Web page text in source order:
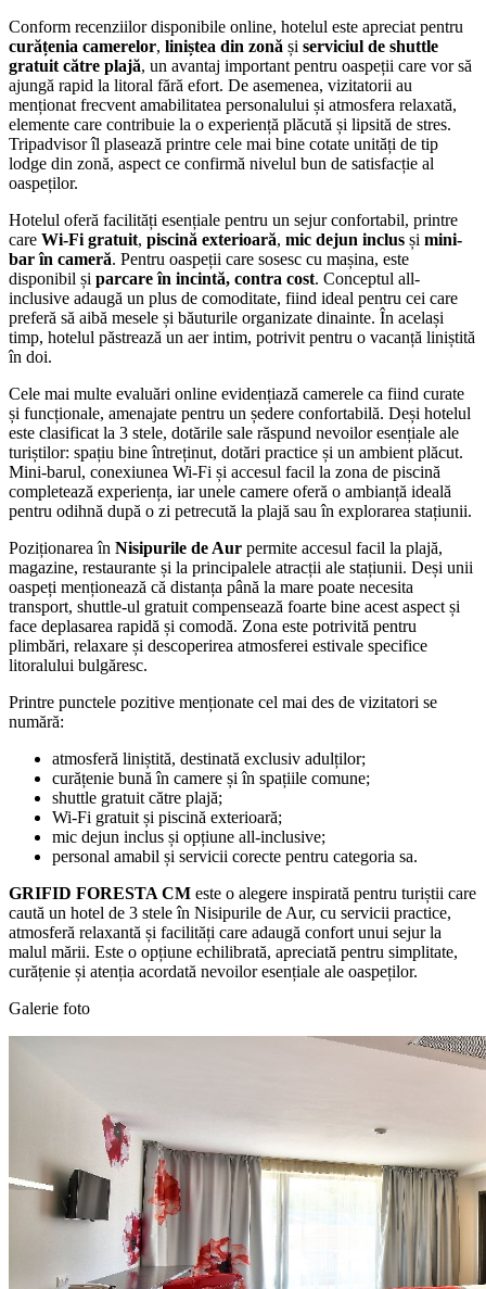
Conform recenziilor disponibile online, hotelul este apreciat pentru
curățenia camerelor, liniștea din zonă și serviciul de shuttle
gratuit către plajă, un avantaj important pentru oaspeții care vor să
ajungă rapid la litoral fără efort. De asemenea, vizitatorii au
menționat frecvent amabilitatea personalului și atmosfera relaxată,
elemente care contribuie la o experiență plăcută și lipsită de stres.
Tripadvisor îl plasează printre cele mai bine cotate unități de tip
lodge din zonă, aspect ce confirmă nivelul bun de satisfacție al
oaspeților.
Hotelul oferă facilități esențiale pentru un sejur confortabil, printre
care Wi-Fi gratuit, piscină exterioară, mic dejun inclus și mini-
bar în cameră. Pentru oaspeții care sosesc cu mașina, este
disponibil și parcare în incintă, contra cost. Conceptul all-
inclusive adaugă un plus de comoditate, fiind ideal pentru cei care
preferă să aibă mesele și băuturile organizate dinainte. În același
timp, hotelul păstrează un aer intim, potrivit pentru o vacanță liniștită
în doi.
Cele mai multe evaluări online evidențiază camerele ca fiind curate
și funcționale, amenajate pentru un ședere confortabilă. Deși hotelul
este clasificat la 3 stele, dotările sale răspund nevoilor esențiale ale
turiștilor: spațiu bine întreținut, dotări practice și un ambient plăcut.
Mini-barul, conexiunea Wi-Fi și accesul facil la zona de piscină
completează experiența, iar unele camere oferă o ambianță ideală
pentru odihnă după o zi petrecută la plajă sau în explorarea stațiunii.
Poziționarea în Nisipurile de Aur permite accesul facil la plajă,
magazine, restaurante și la principalele atracții ale stațiunii. Deși unii
oaspeți menționează că distanța până la mare poate necesita
transport, shuttle-ul gratuit compensează foarte bine acest aspect și
face deplasarea rapidă și comodă. Zona este potrivită pentru
plimbări, relaxare și descoperirea atmosferei estivale specifice
litoralului bulgăresc.
Printre punctele pozitive menționate cel mai des de vizitatori se
numără:
atmosferă liniștită, destinată exclusiv adulților;
curățenie bună în camere și în spațiile comune;
shuttle gratuit către plajă;
Wi-Fi gratuit și piscină exterioară;
mic dejun inclus și opțiune all-inclusive;
personal amabil și servicii corecte pentru categoria sa.
GRIFID FORESTA CM este o alegere inspirată pentru turiștii care
caută un hotel de 3 stele în Nisipurile de Aur, cu servicii practice,
atmosferă relaxantă și facilități care adaugă confort unui sejur la
malul mării. Este o opțiune echilibrată, apreciată pentru simplitate,
curățenie și atenția acordată nevoilor esențiale ale oaspeților.
Galerie foto